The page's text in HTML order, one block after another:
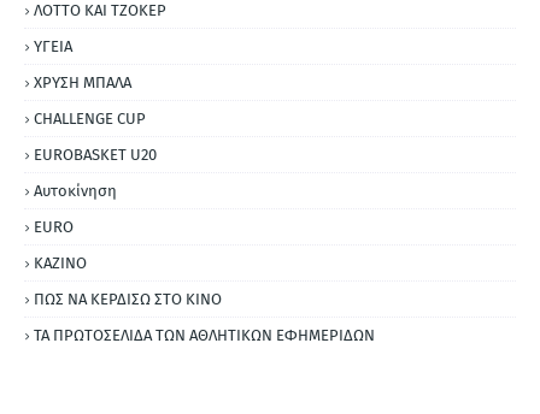
ΛΟΤΤΟ ΚΑΙ ΤΖΟΚΕΡ
ΥΓΕΙΑ
ΧΡΥΣΗ ΜΠΑΛΑ
CHALLENGE CUP
EUROBASKET U20
Αυτοκίνηση
ΕURO
ΚΑΖΙΝΟ
ΠΩΣ ΝΑ ΚΕΡΔΙΣΩ ΣΤΟ ΚΙΝΟ
ΤΑ ΠΡΩΤΟΣΕΛΙΔΑ ΤΩΝ ΑΘΛΗΤΙΚΩΝ ΕΦΗΜΕΡΙΔΩΝ